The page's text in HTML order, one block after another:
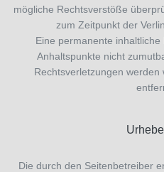
mögliche Rechtsverstöße
zum Zeitpunkt der
Eine permanente
Anhaltspunkte nicht
Rechtsverletzungen
Die durch den Seitenbetreiber